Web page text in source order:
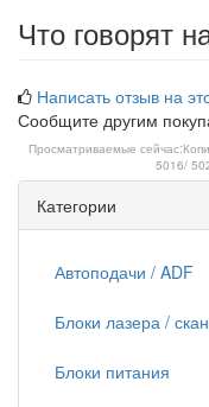
Что говорят
Написать отзыв на
Сообщите другим
Просматриваемые сейчас:
5016/
Категории
Автоподачи / ADF
Блоки лазера /
Блоки питания